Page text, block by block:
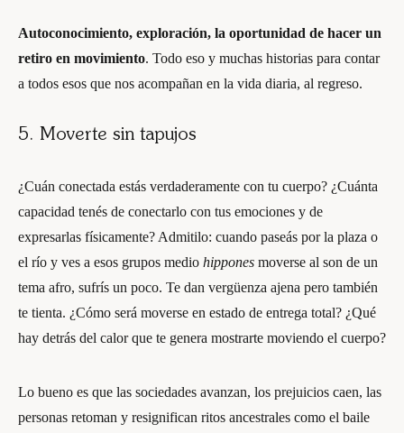
Autoconocimiento, exploración, la oportunidad de hacer un
retiro en movimiento. Todo eso y muchas historias para contar
a todos esos que nos acompañan en la vida diaria, al regreso.
5. Moverte sin tapujos
¿Cuán conectada estás verdaderamente con tu cuerpo? ¿Cuánta
capacidad tenés de conectarlo con tus emociones y de
expresarlas físicamente? Admitilo: cuando paseás por la plaza o
el río y ves a esos grupos medio hippones moverse al son de un
tema afro, sufrís un poco. Te dan vergüenza ajena pero también
te tienta. ¿Cómo será moverse en estado de entrega total? ¿Qué
hay detrás del calor que te genera mostrarte moviendo el cuerpo?
Lo bueno es que las sociedades avanzan, los prejuicios caen, las
personas retoman y resignifican ritos ancestrales como el baile